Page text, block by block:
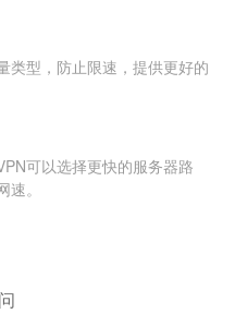
类型，防止限速，提供更好的
可以选择更快的服务器路
。